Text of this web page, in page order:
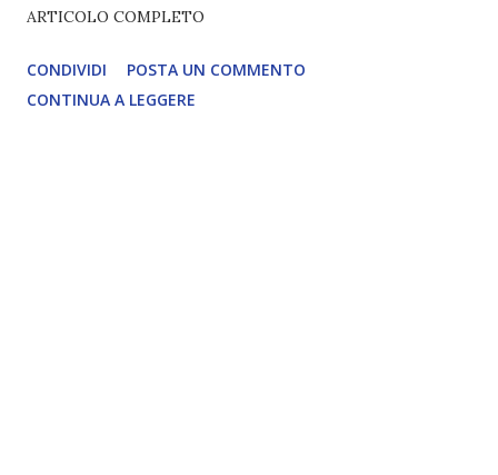
ARTICOLO COMPLETO
CONDIVIDI
POSTA UN COMMENTO
CONTINUA A LEGGERE